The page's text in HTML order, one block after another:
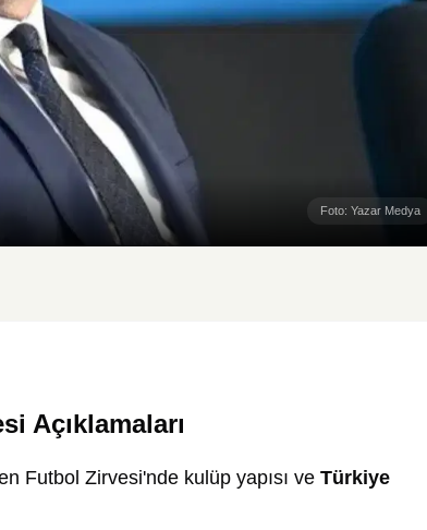
Foto: Yazar Medya
Açıklamaları
Futbol Zirvesi'nde kulüp yapısı ve Türkiye